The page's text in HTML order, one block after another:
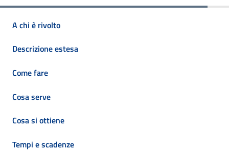
A chi è rivolto
Descrizione estesa
Come fare
Cosa serve
Cosa si ottiene
Tempi e scadenze